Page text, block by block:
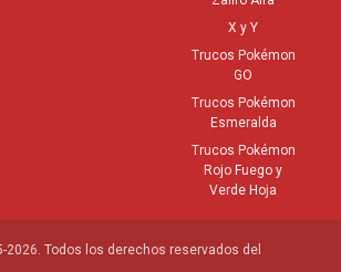
X y Y
Trucos Pokémon
GO
Trucos Pokémon
Esmeralda
Trucos Pokémon
Rojo Fuego y
Verde Hoja
2026. Todos los derechos reservados del